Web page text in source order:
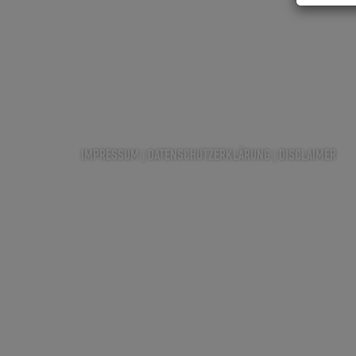
IMPRESSUM DATENSCHUTZERKLÄRUNG DISCLAIMER